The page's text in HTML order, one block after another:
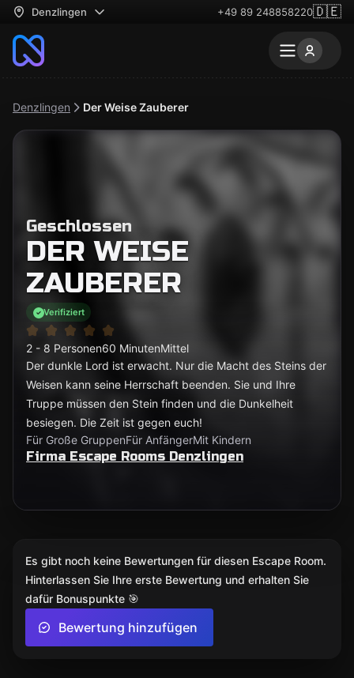
Denzlingen +49 89 248858220🇩🇪
Denzlingen Der Weise Zauberer
Geschlossen
DER WEISE
ZAUBERER
Verifiziert
2 - 8 Personen60 MinutenMittel
Der dunkle Lord ist erwacht. Nur die Macht des Steins der
Weisen kann seine Herrschaft beenden. Sie und Ihre
Truppe müssen den Stein finden und die Dunkelheit
besiegen. Die Zeit ist gegen euch!
Für Große GruppenFür AnfängerMit Kindern
Firma Escape Rooms Denzlingen
Es gibt noch keine Bewertungen für diesen Escape Room.
Hinterlassen Sie Ihre erste Bewertung und erhalten Sie
dafür Bonuspunkte 🎯
Bewertung hinzufügen